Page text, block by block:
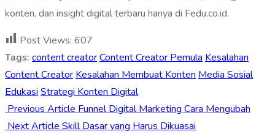
konten, dan insight digital terbaru hanya di Fedu.co.id.
Post Views: 607
Tags: content creatorContent Creator Pemula Kesalahan
Content Creator Kesalahan Membuat Konten Media Sosial
Edukasi Strategi Konten Digital
Previous Article Funnel Digital Marketing Cara Mengubah
Next Article Skill Dasar yang Harus Dikuasai